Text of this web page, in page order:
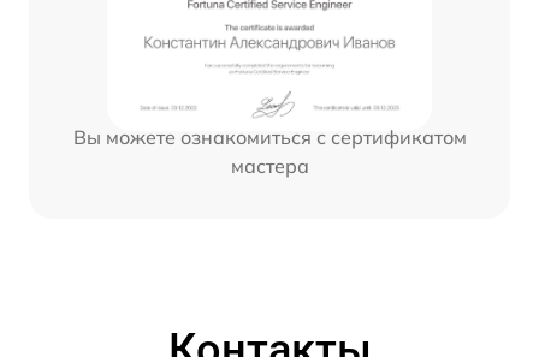
Вы можете ознакомиться с сертификатом
мастера